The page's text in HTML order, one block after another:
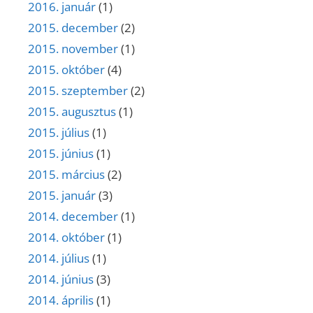
2016. január(1)
2015. december(2)
2015. november(1)
2015. október(4)
2015. szeptember(2)
2015. augusztus(1)
2015. július(1)
2015. június(1)
2015. március(2)
2015. január(3)
2014. december(1)
2014. október(1)
2014. július(1)
2014. június(3)
2014. április(1)